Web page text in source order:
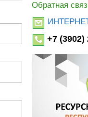
Обратная
+7 (3902)